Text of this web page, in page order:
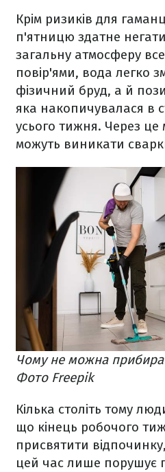
Крім ризиків для
п'ятницю здатне
загальну атмосферу
повір'ями, вода легко
фізичний бруд, а й
яка накопичувалася в
усього тижня. Через
можуть виникати
Чому не можна
Фото Freepik
Кілька століть тому
що кінець робочого
присвятити
цей час лише порушує